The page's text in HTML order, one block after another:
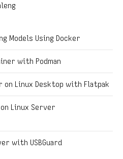
Models Using Docker
with Podman
on Linux Desktop with Flatpak
Linux Server
with USBGuard